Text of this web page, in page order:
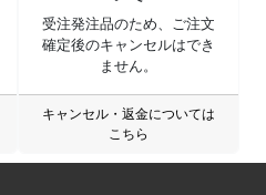
受注発注品のため、ご注文
確定後のキャンセルはでき
ません。
キャンセル・返金については
こちら